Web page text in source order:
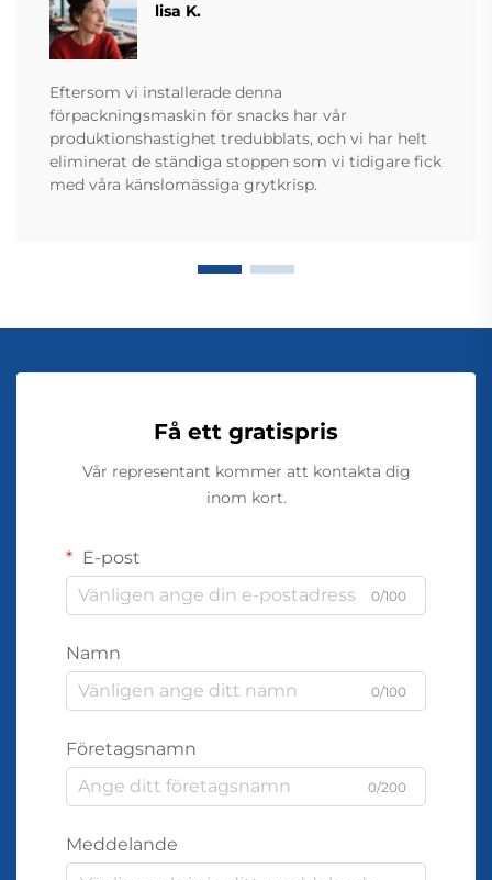
lisa K.
Eftersom vi installerade denna
förpackningsmaskin för snacks har vår
produktionshastighet tredubblats, och vi har helt
eliminerat de ständiga stoppen som vi tidigare fick
med våra känslomässiga grytkrisp.
Få ett gratispris
Vår representant kommer att kontakta dig
inom kort.
E-post
0/100
Namn
0/100
Företagsnamn
0/200
Meddelande